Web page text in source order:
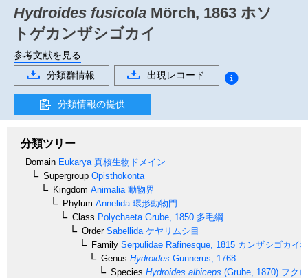
Hydroides fusicola Mörch, 1863 ホソ
トゲカンザシゴカイ
参考文献を見る
分類群情報
出現レコード
分類情報の提供
分類ツリー
Domain Eukarya 真核生物ドメイン
Supergroup Opisthokonta
Kingdom Animalia 動物界
Phylum Annelida 環形動物門
Class Polychaeta Grube, 1850 多毛綱
OrderSabellida ケヤリムシ目
Family Serpulidae Rafinesque, 1815 カンザシゴカイ
Genus Hydroides Gunnerus, 1768
Species Hydroides albiceps (Grube, 1870) フク